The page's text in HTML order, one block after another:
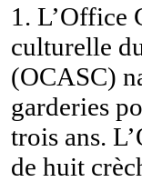
1. L’Office
culturelle
(OCASC)
garderies
trois ans.
de huit